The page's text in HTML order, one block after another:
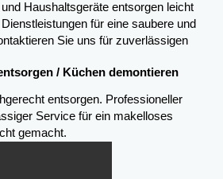
Haushaltsgeräte entsorgen leicht
für eine saubere und
Sie uns für zuverlässigen
/ Küchen demontieren
entsorgen. Professioneller
Service für ein makelloses
gemacht.